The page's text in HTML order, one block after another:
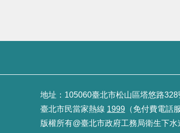
地址：105060臺北市松山區塔悠路328
臺北市民當家熱線 1999 （免付費電話
版權所有@臺北市政府工務局衛生下